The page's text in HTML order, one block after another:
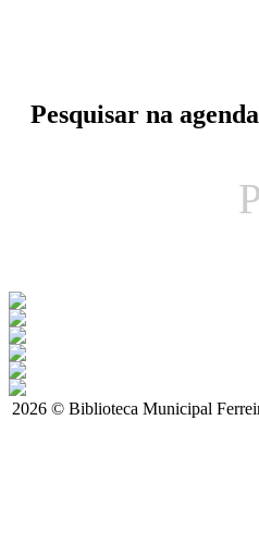
Pesquisar na agenda
2026 © Biblioteca Municipal